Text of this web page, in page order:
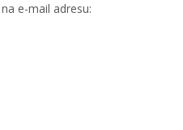
e-mail adresu: